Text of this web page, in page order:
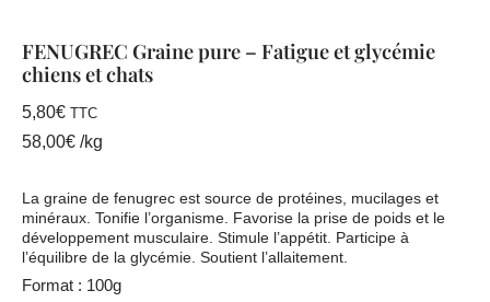
FENUGREC Graine pure – Fatigue et glycémie
chiens et chats
5,80€ TTC
58,00€ /kg
La graine de fenugrec est source de protéines, mucilages et
minéraux. Tonifie l’organisme. Favorise la prise de poids et le
développement musculaire. Stimule l’appétit. Participe à
l’équilibre de la glycémie. Soutient l’allaitement.
Format : 100g